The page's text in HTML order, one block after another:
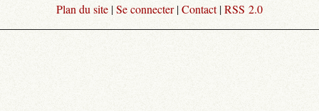
Plan du site |Se connecter|Contact|RSS 2.0